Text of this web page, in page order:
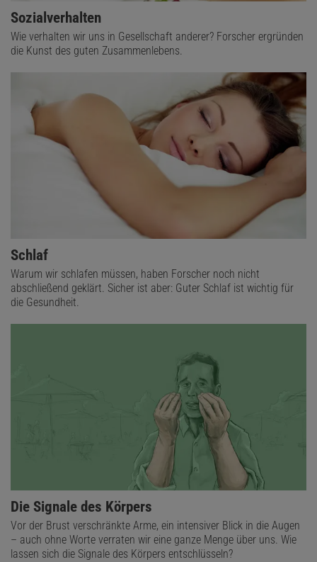
Sozialverhalten
Wie verhalten wir uns in Gesellschaft anderer? Forscher ergründen
die Kunst des guten Zusammenlebens.
Schlaf
Warum wir schlafen müssen, haben Forscher noch nicht
abschließend geklärt. Sicher ist aber: Guter Schlaf ist wichtig für
die Gesundheit.
Die Signale des Körpers
Vor der Brust verschränkte Arme, ein intensiver Blick in die Augen
– auch ohne Worte verraten wir eine ganze Menge über uns. Wie
lassen sich die Signale des Körpers entschlüsseln?